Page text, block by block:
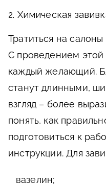
2. Химическая
Тратиться на
С проведением этой
каждый желающий.
станут длинными,
взгляд – более
понять, как
подготовиться к
инструкции. Для
вазелин;